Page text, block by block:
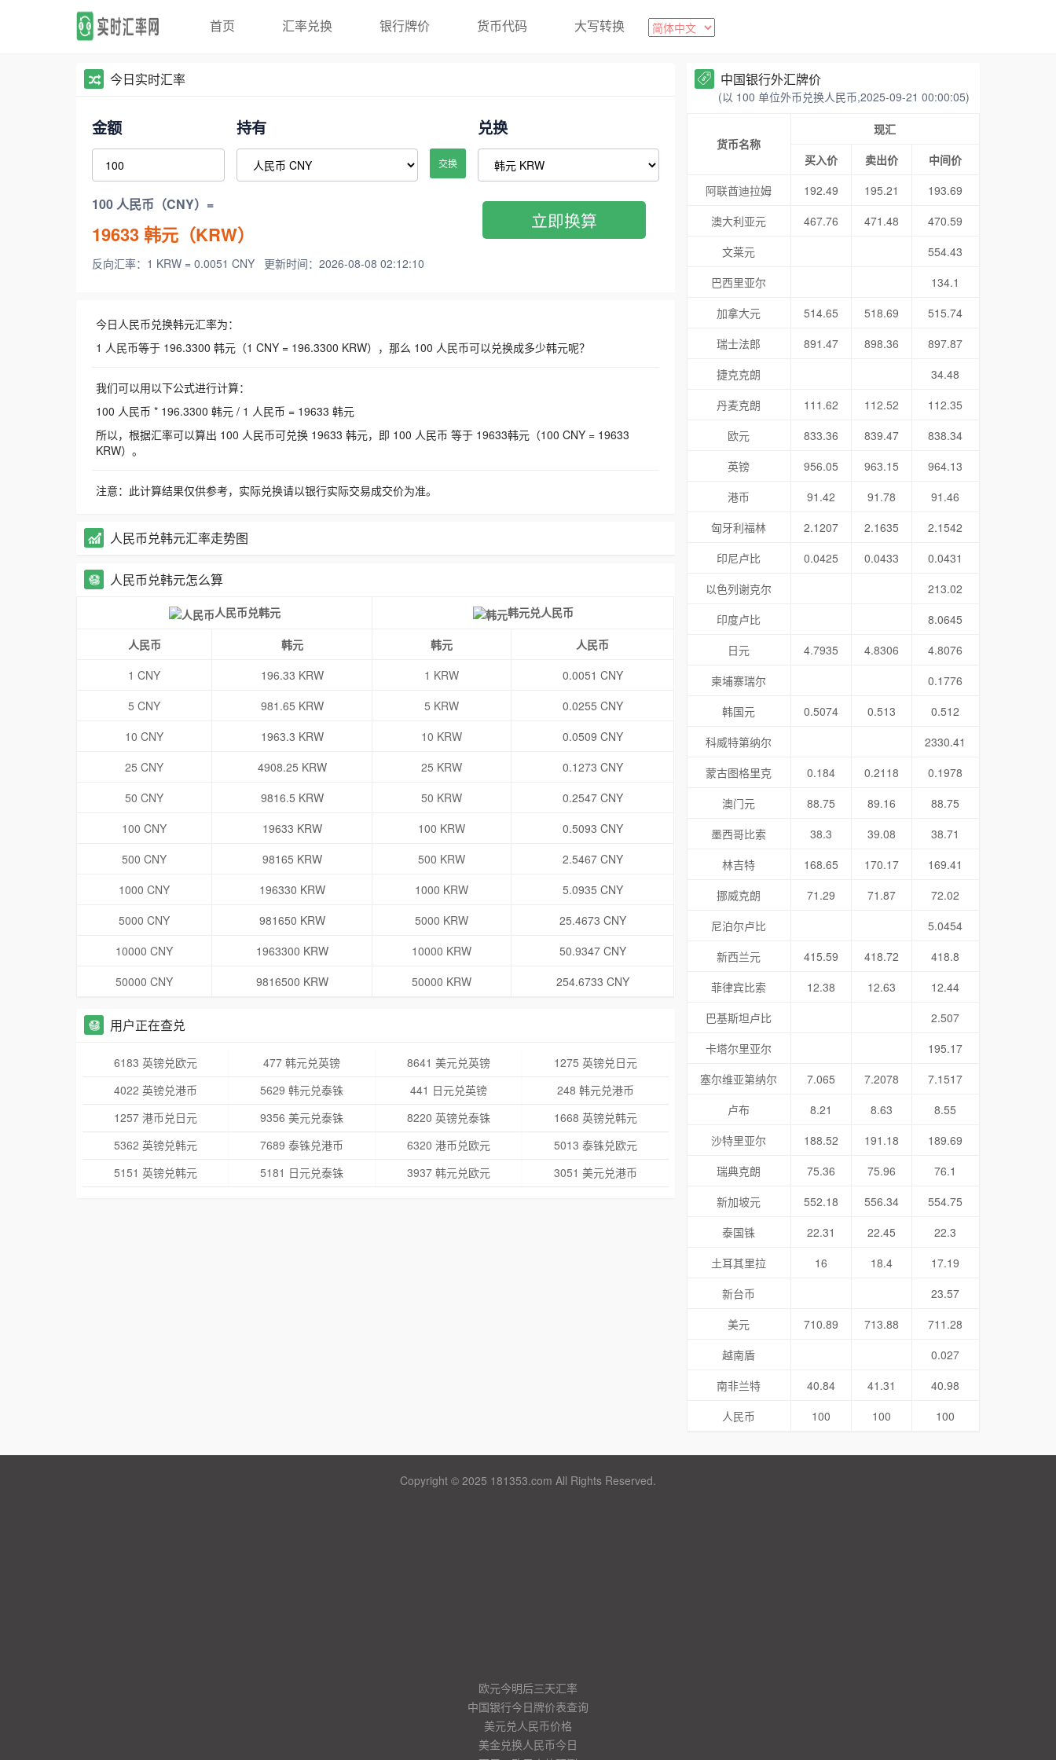
首页 汇率兑换 银行牌价 货币代码 大写转换
今日实时汇率
金额 持有
交换
兑换
100 人民币（CNY）=
19633韩元（KRW）
反向汇率：1 KRW = 0.0051 CNY 更新时间：2026-08-08 02:12:10
立即换算
今日人民币兑换韩元汇率为：
1 人民币等于 196.3300 韩元（1 CNY = 196.3300 KRW），那么 100 人民币可以兑换成多少韩元呢？
我们可以用以下公式进行计算：
100 人民币 * 196.3300 韩元 / 1 人民币 = 19633 韩元
所以，根据汇率可以算出 100 人民币可兑换 19633 韩元，即 100 人民币 等于 19633韩元（100 CNY = 19633
KRW）。
注意：此计算结果仅供参考，实际兑换请以银行实际交易成交价为准。
人民币兑韩元汇率走势图
人民币兑韩元怎么算
人民币兑韩元 韩元兑人民币
人民币 韩元 韩元
人民币
1 CNY
196.33 KRW 1 KRW
0.0051 CNY
5 CNY
981.65 KRW 5 KRW
0.0255 CNY
10 CNY
1963.3 KRW 10 KRW
0.0509 CNY
25 CNY
4908.25 KRW 25 KRW
0.1273 CNY
50 CNY
9816.5 KRW 50 KRW
0.2547 CNY
100 CNY
19633 KRW 100 KRW
0.5093 CNY
500 CNY
98165 KRW 500 KRW
2.5467 CNY
1000 CNY
196330 KRW 1000 KRW
5.0935 CNY
5000 CNY
981650 KRW 5000 KRW
25.4673 CNY
10000 CNY
1963300 KRW 10000 KRW
50.9347 CNY
50000 CNY
9816500 KRW 50000 KRW 254.6733 CNY
用户正在查兑
6183 英镑兑欧元 477 韩元兑英镑 8641 美元兑英镑
1275 英镑兑日元
4022 英镑兑港币
5629 韩元兑泰铢 441 日元兑英镑
248 韩元兑港币
1257 港币兑日元
9356 美元兑泰铢 8220 英镑兑泰铢
1668 英镑兑韩元
5362 英镑兑韩元
7689 泰铢兑港币 6320 港币兑欧元
5013 泰铢兑欧元
5151 英镑兑韩元
5181 日元兑泰铢 3937 韩元兑欧元 3051 美元兑港币
中国银行外汇牌价
(以 100 单位外币兑换人民币,2025-09-21 00:00:05)
货币名称
现汇
买入价
卖出价
中间价
阿联酋迪拉姆
192.49 195.21
193.69
澳大利亚元
467.76 471.48
470.59
文莱元
554.43
巴西里亚尔
134.1
加拿大元
514.65 518.69
515.74
瑞士法郎
891.47 898.36
897.87
捷克克朗
34.48
丹麦克朗
111.62 112.52
112.35
欧元
833.36 839.47
838.34
英镑
956.05 963.15
964.13
港币
91.42 91.78
91.46
匈牙利福林
2.1207 2.1635
2.1542
印尼卢比
0.0425 0.0433
0.0431
以色列谢克尔
213.02
印度卢比
8.0645
日元
4.7935 4.8306
4.8076
柬埔寨瑞尔
0.1776
韩国元
0.5074 0.513
0.512
科威特第纳尔
2330.41
蒙古图格里克
0.184 0.2118
0.1978
澳门元
88.75 89.16
88.75
墨西哥比索
38.3 39.08
38.71
林吉特
168.65 170.17
169.41
挪威克朗
71.29 71.87
72.02
尼泊尔卢比
5.0454
新西兰元
415.59 418.72
418.8
菲律宾比索
12.38 12.63
12.44
巴基斯坦卢比
2.507
卡塔尔里亚尔
195.17
塞尔维亚第纳尔
7.065 7.2078
7.1517
卢布
8.21 8.63
8.55
沙特里亚尔
188.52 191.18
189.69
瑞典克朗
75.36 75.96
76.1
新加坡元
552.18 556.34
554.75
泰国铢
22.31 22.45
22.3
土耳其里拉
16 18.4
17.19
新台币
23.57
美元
710.89 713.88
711.28
越南盾
0.027
南非兰特
40.84 41.31
40.98
人民币
100 100 100
Copyright © 2025 181353.com All Rights Reserved.
欧元今明后三天汇率
中国银行今日牌价表查询
美元兑人民币价格
美金兑换人民币今日